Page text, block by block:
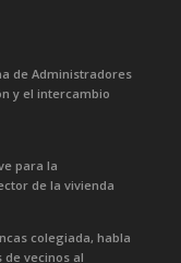
de Administradores
y el intercambio
para la
de la vivienda
colegiada, habla
vecinos al